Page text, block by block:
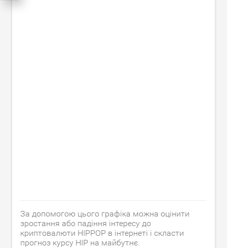
За допомогою цього графіка можна оцінити
зростання або падіння інтересу до
криптовалюти HIPPOP в інтернеті і скласти
прогноз курсу HIP на майбутнє.